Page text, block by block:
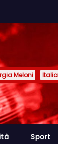
Meloni Italia
Sport